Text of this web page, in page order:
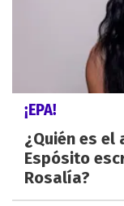
¡EPA!
¿Quién es
Espósito
Rosalía?